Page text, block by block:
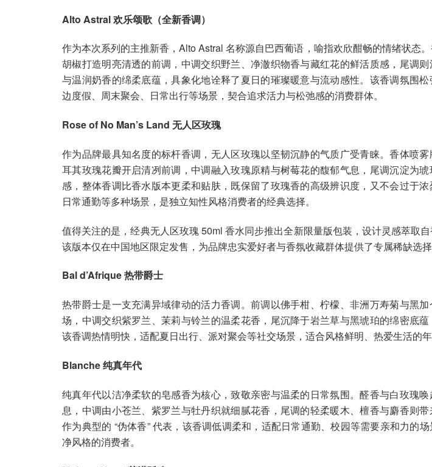
Alto Astral 欢乐颂歌（全新香调）
作为本次系列的主推新香，Alto Astral 名称源自巴西葡语，喻指欢欣酣畅的情绪状态
胡椒打造明亮清透的前调，中调交织野兰、净澈织物香与藏红花的鲜活质感，尾调
与温润奶香的绵柔底蕴，具象化地诠释了夏日的璀璨暖意与流动感性。该香调氛围
边度假、周末聚会、日常出行等场景，契合追求活力与松弛感的消费群体。
Rose of No Man’s Land 无人区玫瑰
作为品牌最具知名度的标杆香调，无人区玫瑰以坚韧沉静的气质广受青睐。香体喷
耳其玫瑰花瓣开启清冽前调，中调融入玫瑰原精与树莓花的馥郁气息，尾调沉淀为
感，整体香调比香水版本更柔和贴肤，既保留了玫瑰香的高级辨识度，又不会过于浓
日常通勤等多种场景，是独立知性风格消费者的经典选择。
值得关注的是，经典无人区玫瑰 50ml 香水同步推出全新限量版包装，设计灵感萃取自
该版本仅在中国地区限定发售，为品牌忠实爱好者与香氛收藏群体提供了专属稀缺选择
Bal d’Afrique 热带爵士
热带爵士是一支充满异域律动的活力香调。前调以佛手柑、柠檬、非洲万寿菊与黑
场，中调交织紫罗兰、茉莉与铃兰的温柔花香，尾沉降于岩兰草与黑琥珀的绵密底蕴
该香调热情明快，适配夏日出行、派对聚会等社交场景，适合风格鲜明、热爱生活的年
Blanche 纯真年代
纯真年代以洁净柔软的皂感香为核心，致敬亲密与温柔的日常氛围。醛香与白玫瑰
息，中调由小苍兰、紫罗兰与牡丹织就细腻花香，尾调的轻柔暖木、檀香与麝香则带
作为典型的 “伪体香” 代表，该香调低调柔和，适配日常通勤、校园等需要亲和力的
净风格的消费者。